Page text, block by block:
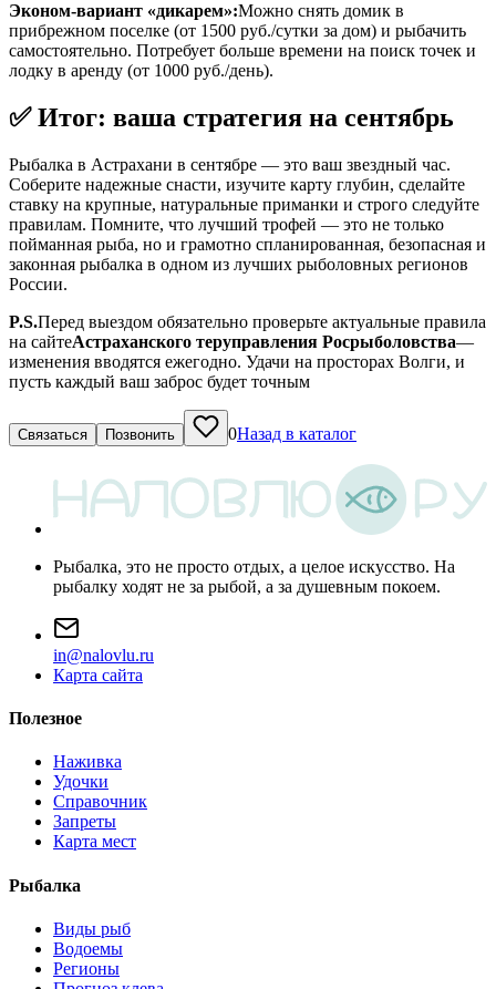
Эконом-вариант «дикарем»:Можно снять домик в
прибрежном поселке (от 1500 руб./сутки за дом) и рыбачить
самостоятельно. Потребует больше времени на поиск точек и
лодку в аренду (от 1000 руб./день).
✅ Итог: ваша стратегия на сентябрь
Рыбалка в Астрахани в сентябре — это ваш звездный час.
Соберите надежные снасти, изучите карту глубин, сделайте
ставку на крупные, натуральные приманки и строго следуйте
правилам. Помните, что лучший трофей — это не только
пойманная рыба, но и грамотно спланированная, безопасная и
законная рыбалка в одном из лучших рыболовных регионов
России.
P.S.Перед выездом обязательно проверьте актуальные правила
на сайтеАстраханского теруправления Росрыболовства—
изменения вводятся ежегодно. Удачи на просторах Волги, и
пусть каждый ваш заброс будет точным
Связаться Позвонить 0Назад в каталог
Рыбалка, это не просто отдых, а целое искусство. На
рыбалку ходят не за рыбой, а за душевным покоем.
in@nalovlu.ru
Карта сайта
Полезное
Наживка
Удочки
Справочник
Запреты
Карта мест
Рыбалка
Виды рыб
Водоемы
Регионы